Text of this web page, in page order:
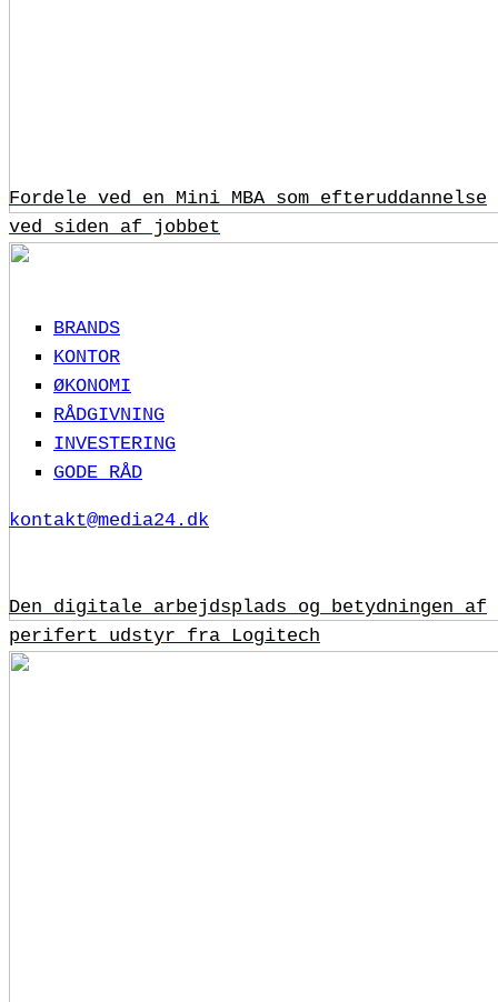
Fordele ved en Mini MBA som efteruddannelse
ved siden af jobbet
Den digitale arbejdsplads og betydningen af
perifert udstyr fra Logitech
BRANDS
KONTOR
ØKONOMI
RÅDGIVNING
INVESTERING
GODE RÅD
kontakt@media24.dk